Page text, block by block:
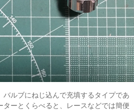
ルブにねじ込んで充填するタイプであ
ーとくらべると、レースなどでは簡便